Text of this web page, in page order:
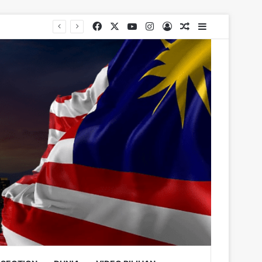
Facebook YouTubeInstagram
Log InRandom Article